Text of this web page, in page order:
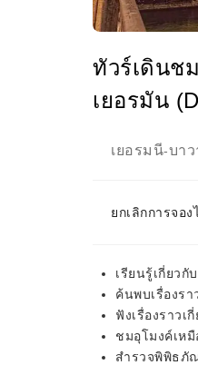
ทัวร์เดินช
เยอรมัน
เยอรมนี-บาว
ยกเลิกการจอ
เรียนรู้เกี่ยว
ค้นพบเรื่องร
ฟังเรื่องราว
ชมอุโมงค์เห
สำรวจพิพิธภั